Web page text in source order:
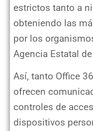
estrictos tanto a
obteniendo las
por los
Agencia Estatal
Así, tanto Office
ofrecen
controles de
dispositivos